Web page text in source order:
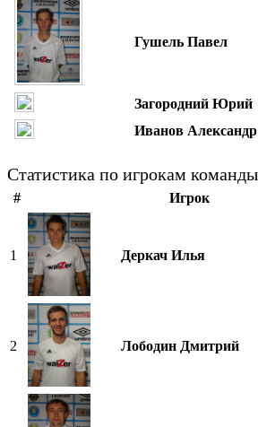
Гушель Павел
Загородний Юрий
Иванов Александр
Статистика по игрокам команды
# Игрок
1 Деркач Илья
2 Лободин Дмитрий